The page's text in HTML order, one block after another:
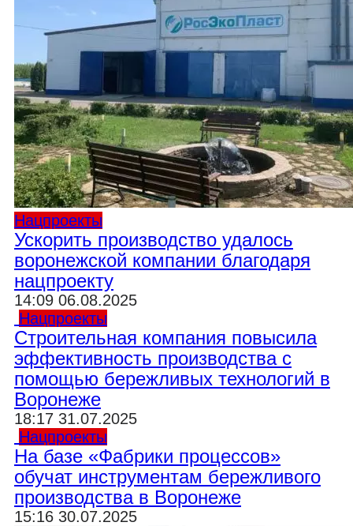
Нацпроекты
Ускорить производство удалось
воронежской компании благодаря
нацпроекту
14:09 06.08.2025
Нацпроекты
Строительная компания повысила
эффективность производства с
помощью бережливых технологий в
Воронеже
18:17 31.07.2025
Нацпроекты
На базе «Фабрики процессов»
обучат инструментам бережливого
производства в Воронеже
15:16 30.07.2025